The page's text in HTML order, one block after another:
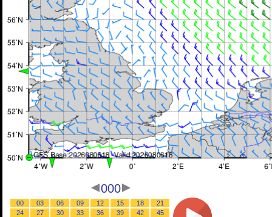
000
00 03 06 09 12 15 18
21
24
27 30 33 36 39 42
45